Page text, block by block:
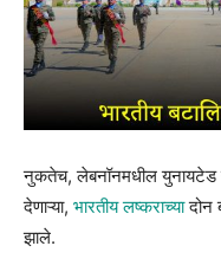
नुकतेच, लेबनॉनमधील युनायटेड
देणाऱ्या, भारतीय लष्कराच्यादोन
झाले.